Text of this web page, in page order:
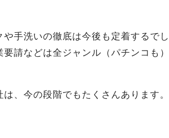
手洗いの徹底は今後も定着するでし
請などは全ジャンル（パチンコも）
、今の段階でもたくさんあります。